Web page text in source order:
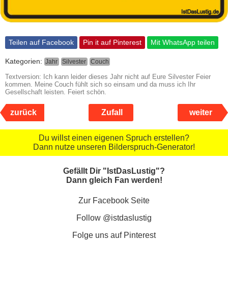
Teilen auf Facebook Pin it auf Pinterest Mit WhatsApp teilen
Kategorien: Jahr Silvester Couch
Textversion: Ich kann leider dieses Jahr nicht auf Eure Silvester Feier
kommen. Meine Couch fühlt sich so einsam und da muss ich Ihr
Gesellschaft leisten. Feiert schön.
zurück Zufall weiter
Du willst einen eigenen Spruch erstellen?
Dann nutze unseren Bilderspruch-Generator!
Gefällt Dir "IstDasLustig"?
Dann gleich Fan werden!
Zur Facebook Seite
Follow @istdaslustig
Folge uns auf Pinterest